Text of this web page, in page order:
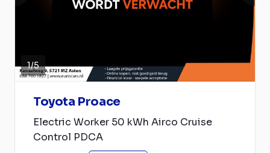
1/5
Toyota Proace
Electric Worker 50 kWh Airco Cruise
Control PDCA